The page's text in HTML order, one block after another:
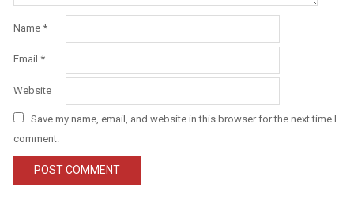
Name *
Email *
Website
Save my name, email, and website in this browser for the next time I
comment.